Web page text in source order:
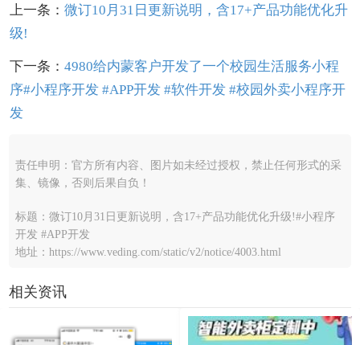
上一条： 微订10月31日更新说明，含17+产品功能优化升
级!
下一条： 4980给内蒙客户开发了一个校园生活服务小程
序#小程序开发 #APP开发 #软件开发 #校园外卖小程序开
发
责任申明：官方所有内容、图片如未经过授权，禁止任何形式的采
集、镜像，否则后果自负！
标题：微订10月31日更新说明，含17+产品功能优化升级!#小程序
开发 #APP开发
地址：https://www.veding.com/static/v2/notice/4003.html
相关资讯